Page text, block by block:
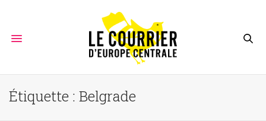
Étiquette : Belgrade